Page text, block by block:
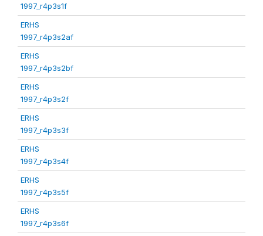
1997_r4p3s1f
ERHS
1997_r4p3s2af
ERHS
1997_r4p3s2bf
ERHS
1997_r4p3s2f
ERHS
1997_r4p3s3f
ERHS
1997_r4p3s4f
ERHS
1997_r4p3s5f
ERHS
1997_r4p3s6f